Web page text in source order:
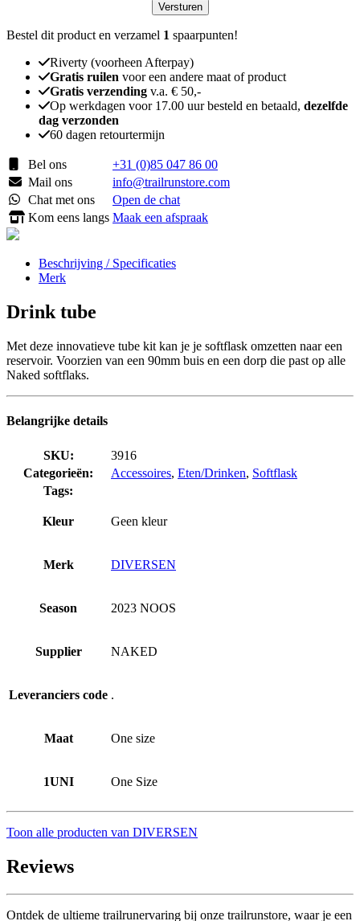
Versturen
Bestel dit product en verzamel 1 spaarpunten!
Riverty (voorheen Afterpay)
Gratis ruilen voor een andere maat of product
Gratis verzending v.a. € 50,-
Op werkdagen voor 17.00 uur besteld en betaald, dezelfde
dag verzonden
60 dagen retourtermijn
Bel ons
+31 (0)85 047 86 00
Mail ons
info@trailrunstore.com
Chat met ons
Open de chat
Kom eens langs Maak een afspraak
Beschrijving / Specificaties
Merk
Drink tube
Met deze innovatieve tube kit kan je je softflask omzetten naar een
reservoir. Voorzien van een 90mm buis en een dorp die past op alle
Naked softflaks.
Belangrijke details
SKU:
3916
Categorieën:
Accessoires, Eten/Drinken, Softflask
Tags:
Kleur Geen kleur
Merk DIVERSEN
Season 2023 NOOS
Supplier NAKED
Leveranciers code .
Maat One size
1UNI One Size
Toon alle producten van DIVERSEN
Reviews
Ontdek de ultieme trailrunervaring bij onze trailrunstore, waar je een